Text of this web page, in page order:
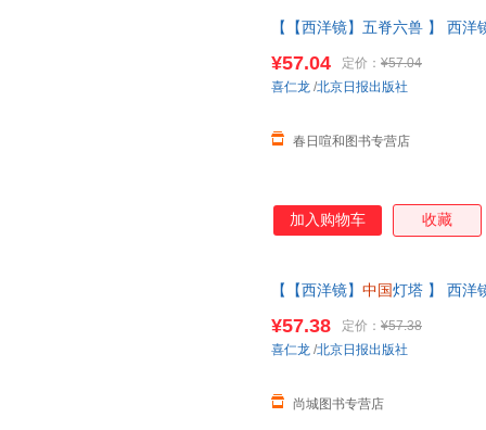
【【西洋镜】五脊六兽 】 西
系在线当当客服
¥57.04 定价： ¥57.04
春日喧和图书专营店
喜仁龙 /北京日报出版社
加入购物车 收藏
【【西洋镜】 中国 灯塔 】 西洋
系在线当当客服
¥57.38 定价： ¥57.38
尚城图书专营店
喜仁龙 /北京日报出版社